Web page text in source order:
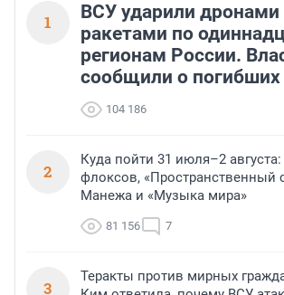
1
ВСУ ударили дронами
ракетами по
регионам России.
сообщили о
104 186
2
Куда пойти 31 июля–2
флоксов, «Пространственный
Манежа и «Музыка мира»
81 156 7
3
Теракты против мирных